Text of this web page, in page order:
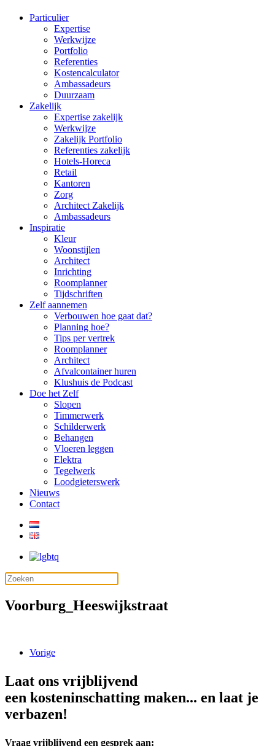
Particulier
Expertise
Werkwijze
Portfolio
Referenties
Kostencalculator
Ambassadeurs
Duurzaam
Zakelijk
Expertise zakelijk
Werkwijze
Zakelijk Portfolio
Referenties zakelijk
Hotels-Horeca
Retail
Kantoren
Zorg
Architect Zakelijk
Ambassadeurs
Inspiratie
Kleur
Woonstijlen
Architect
Inrichting
Roomplanner
Tijdschriften
Zelf aannemen
Verbouwen hoe gaat dat?
Planning hoe?
Tips per vertrek
Roomplanner
Architect
Afvalcontainer huren
Klushuis de Podcast
Doe het Zelf
Slopen
Timmerwerk
Schilderwerk
Behangen
Vloeren leggen
Elektra
Tegelwerk
Loodgieterswerk
Nieuws
Contact
Voorburg_Heeswijkstraat
Vorige
Laat ons vrijblijvend
een kosteninschatting maken... en laat je
verbazen!
Vraag vrijblijvend een gesprek aan: